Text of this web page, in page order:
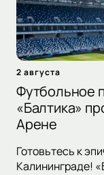
2 августа
Футбольное
«Балтика»
Арене
Готовьтесь к
Калининграде!